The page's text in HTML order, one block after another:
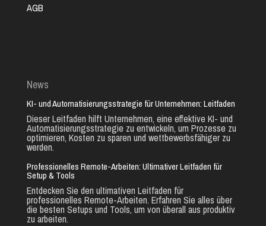
AGB
News
KI- und Automatisierungsstrategie für Unternehmen: Leitfaden
Dieser Leitfaden hilft Unternehmen, eine effektive KI- und
Automatisierungsstrategie zu entwickeln, um Prozesse zu
optimieren, Kosten zu sparen und wettbewerbsfähiger zu
werden.
Professionelles Remote-Arbeiten: Ultimativer Leitfaden für
Setup & Tools
Entdecken Sie den ultimativen Leitfaden für
professionelles Remote-Arbeiten. Erfahren Sie alles über
die besten Setups und Tools, um von überall aus produktiv
zu arbeiten.